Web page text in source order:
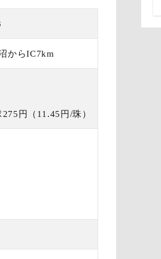
からIC7km
円（11.45円/珠）